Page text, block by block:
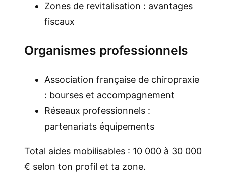
Zones de revitalisation : avantages
fiscaux
Organismes professionnels
Association française de chiropraxie
: bourses et accompagnement
Réseaux professionnels :
partenariats équipements
Total aides mobilisables : 10 000 à 30 000
€ selon ton profil et ta zone.